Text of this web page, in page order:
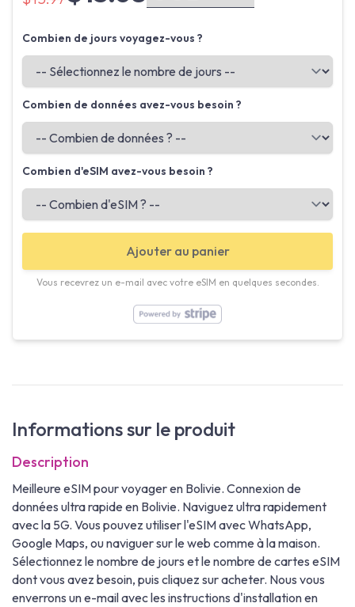
Combien de jours voyagez-vous ?
Combien de données avez-vous besoin ?
Combien d'eSIM avez-vous besoin ?
Ajouter au panier
Vous recevrez un e-mail avec votre eSIM en quelques secondes.
Informations sur le produit
Description
Meilleure eSIM pour voyager en Bolivie. Connexion de
données ultra rapide en Bolivie. Naviguez ultra rapidement
avec la 5G. Vous pouvez utiliser l'eSIM avec WhatsApp,
Google Maps, ou naviguer sur le web comme à la maison.
Sélectionnez le nombre de jours et le nombre de cartes eSIM
dont vous avez besoin, puis cliquez sur acheter. Nous vous
enverrons un e-mail avec les instructions d'installation en